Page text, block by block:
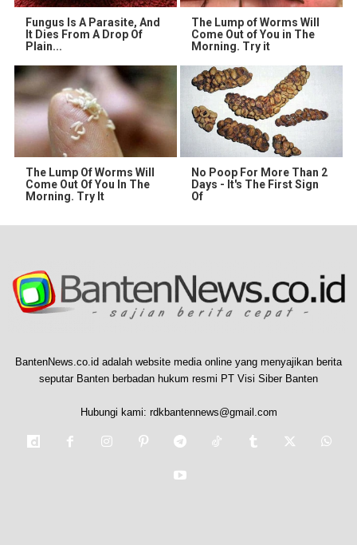
Fungus Is A Parasite, And
It Dies From A Drop Of
Plain...
The Lump of Worms Will
Come Out of You in The
Morning. Try it
The Lump Of Worms Will
Come Out Of You In The
Morning. Try It
No Poop For More Than 2
Days - It's The First Sign
Of
BantenNews.co.id adalah website media online yang menyajikan berita
seputar Banten berbadan hukum resmi PT Visi Siber Banten
Hubungi kami: rdkbantennews@gmail.com